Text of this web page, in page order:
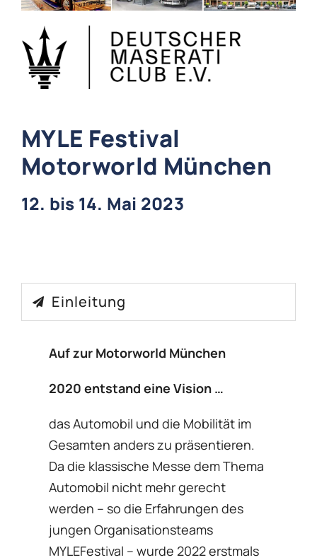
MYLE Festival
Motorworld München
12. bis 14. Mai 2023
Einleitung
Auf zur Motorworld München
2020 entstand eine Vision …
das Automobil und die Mobilität im
Gesamten anders zu präsentieren.
Da die klassische Messe dem Thema
Automobil nicht mehr gerecht
werden – so die Erfahrungen des
jungen Organisationsteams
MYLEFestival – wurde 2022 erstmals